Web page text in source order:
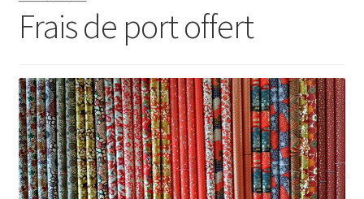
Frais de port offert